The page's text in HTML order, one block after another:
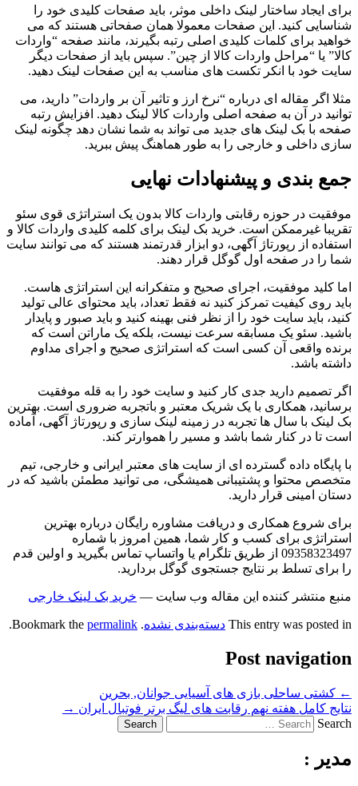
برای ایجاد ساختار لینک داخلی موثر، باید صفحات کلیدی خود را
شناسایی کنید. این صفحات معمولا همان صفحاتی هستند که می
خواهید برای کلمات کلیدی اصلی رتبه بگیرند، مانند صفحه “واردات
کالا” یا “مراحل واردات کالا از چین”. سپس باید از صفحات دیگر
سایت خود با انکر تکست های مناسب به این صفحات لینک دهید.
مثلا اگر مقاله ای درباره “نرخ ارز و تاثیر آن بر واردات” دارید، می
توانید در آن به صفحه اصلی واردات کالا لینک دهید. افزایش رتبه
صفحه با بک لینک های جدید می تواند به شما نشان دهد چگونه لینک
سازی داخلی و خارجی را به طور هماهنگ پیش ببرید.
جمع بندی و پیشنهادات نهایی
موفقیت در حوزه رقابتی واردات کالا بدون یک استراتژی قوی سئو
تقریبا غیرممکن است. خرید بک لینک برای کلمه کلیدی واردات کالا و
استفاده از رپورتاژ آگهی، دو ابزار قدرتمند هستند که می توانند سایت
شما را در صفحه اول گوگل قرار دهند.
اما کلید موفقیت، اجرای صحیح و متفکرانه این استراتژی هاست.
باید روی کیفیت تمرکز کنید نه فقط تعداد، باید محتوای عالی تولید
کنید، باید سایت خود را از نظر فنی بهینه کنید و باید صبور و پایدار
باشید. سئو یک مسابقه سرعت نیست، بلکه یک ماراتن است که
برنده واقعی آن کسی است که استراتژی صحیح و اجرای مداوم
داشته باشد.
اگر تصمیم دارید جدی کار کنید و سایت خود را به قله موفقیت
برسانید، همکاری با یک شریک معتبر و باتجربه ضروری است. بهترین
بک لینک با سال ها تجربه در زمینه لینک سازی و رپورتاژ آگهی، آماده
است تا در کنار شما باشد و مسیر را هموارتر کند.
با پایگاه داده گسترده ای از سایت های معتبر ایرانی و خارجی، تیم
متخصص محتوا و پشتیبانی همیشگی، می توانید مطمئن باشید که در
دستان امینی قرار دارید.
برای شروع همکاری و دریافت مشاوره رایگان درباره بهترین
استراتژی برای کسب و کار شما، همین امروز با شماره
09358323497 از طریق تلگرام یا واتساپ تماس بگیرید و اولین قدم
را برای تسلط بر نتایج جستجوی گوگل بردارید.
منبع منتشر کننده این مقاله وب سایت — خرید بک لینک خارجی
This entry was posted in دسته‌بندی نشده. Bookmark the
permalink
.
Post navigation
← کشتی ساحلی بازی های آسیایی جوانان, بحرین
نتایج کامل هفته نهم رقابت های لیگ برتر فوتبال ایران →
Search
مدیر :